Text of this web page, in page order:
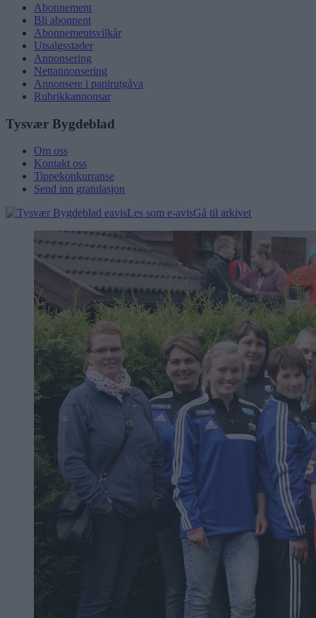
Abonnement
Bli abonnent
Abonnementsvilkår
Utsalgsstader
Annonsering
Nettannonsering
Annonsere i papirutgåva
Rubrikkannonsar
Tysvær Bygdeblad
Om oss
Kontakt oss
Tippekonkurranse
Send inn gratulasjon
Les som e-avisGå til arkivet